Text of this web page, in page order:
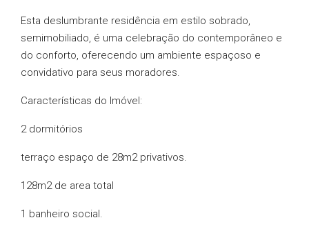
Esta deslumbrante residência em estilo sobrado,
semimobiliado, é uma celebração do contemporâneo e
do conforto, oferecendo um ambiente espaçoso e
convidativo para seus moradores.
Características do Imóvel:
2 dormitórios
terraço espaço de 28m2 privativos.
128m2 de area total
1 banheiro social.